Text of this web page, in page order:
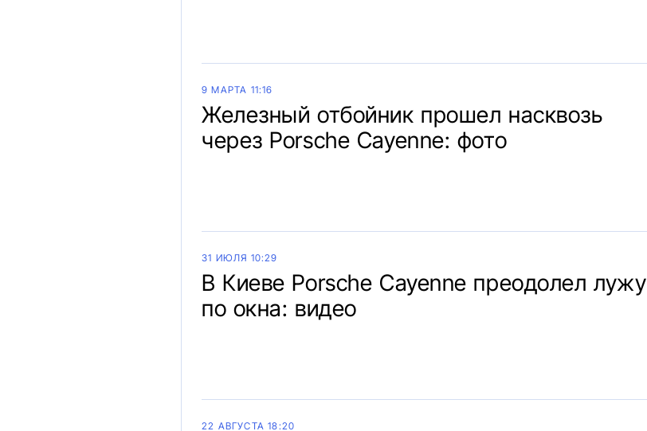
9 МАРТА 11:16
Железный отбойник прошел насквозь
через Porsche Cayenne: фото
31 ИЮЛЯ 10:29
В Киеве Porsche Cayenne преодолел лужу
по окна: видео
22 АВГУСТА 18:20